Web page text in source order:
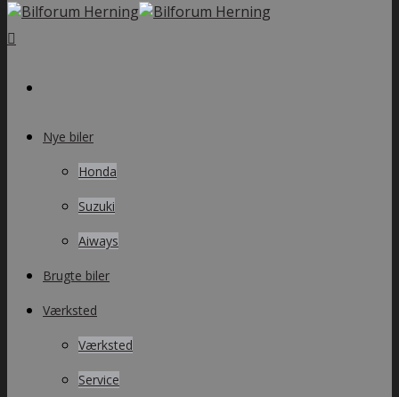
Nye biler
Honda
Suzuki
Aiways
Brugte biler
Værksted
Værksted
Service